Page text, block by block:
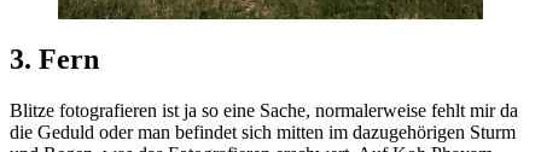
3. Fern
Blitze fotografieren ist ja so eine Sache, normalerweise fehlt mir da
die Geduld oder man befindet sich mitten im dazugehörigen Sturm